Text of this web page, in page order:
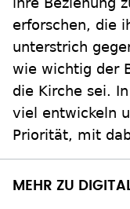
erforschen, die
unterstrich
wie wichtig der
die Kirche sei.
viel entwickeln
Priorität, mit
MEHR ZU